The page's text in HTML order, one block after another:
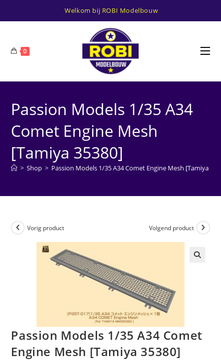
Welkom bij ROBI Modelbouw
0
Passion Models 1/35 A34
Comet Engine Mesh
[Tamiya 35380]
> Shop > Passion Models 1/35 A34 Comet Engine Mesh [Tamiya
Vorig product Volgend product
Passion Models 1/35 A34 Comet
Engine Mesh [Tamiya 35380]